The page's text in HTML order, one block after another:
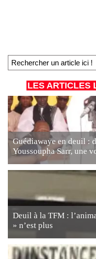
LES ARTICLES
Guédiawaye en deuil :
Youssoupha Sarr, une
Deuil à la TFM :
» n’est plus